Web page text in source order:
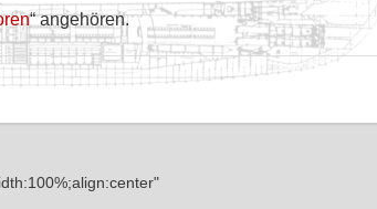
“ angehören.